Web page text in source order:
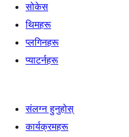
सोकेस
थिमहरू
प्लगिनहरू
प्याटर्नहरू
संलग्न हुनुहोस्
कार्यक्रमहरू